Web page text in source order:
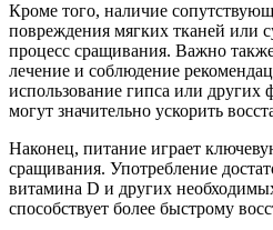
Кроме того, наличие
повреждения мягких тканей или
процесс сращивания. Важно
лечение и соблюдение
использование гипса или других
могут значительно ускорить
Наконец, питание играет
сращивания. Употребление
витамина D и других
способствует более быстрому